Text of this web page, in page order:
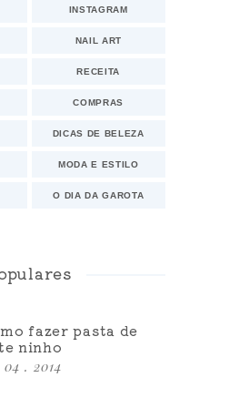
INSTAGRAM
NAIL ART
RECEITA
COMPRAS
DICAS DE BELEZA
MODA E ESTILO
O DIA DA GAROTA
fazer pasta de
ninho
04 . 2014